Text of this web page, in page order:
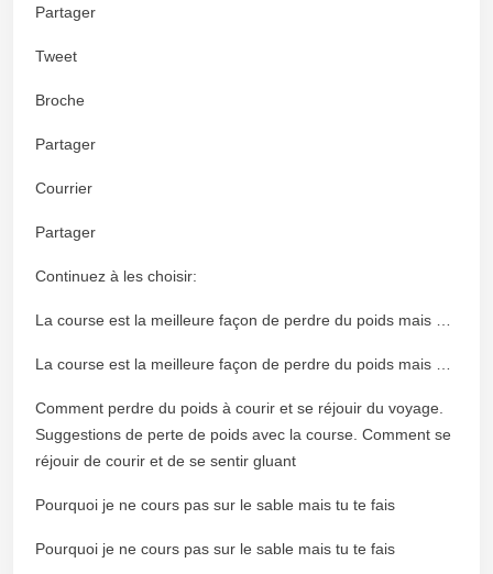
Partager
Tweet
Broche
Partager
Courrier
Partager
Continuez à les choisir:
La course est la meilleure façon de perdre du poids mais …
La course est la meilleure façon de perdre du poids mais …
Comment perdre du poids à courir et se réjouir du voyage.
Suggestions de perte de poids avec la course. Comment se
réjouir de courir et de se sentir gluant
Pourquoi je ne cours pas sur le sable mais tu te fais
Pourquoi je ne cours pas sur le sable mais tu te fais